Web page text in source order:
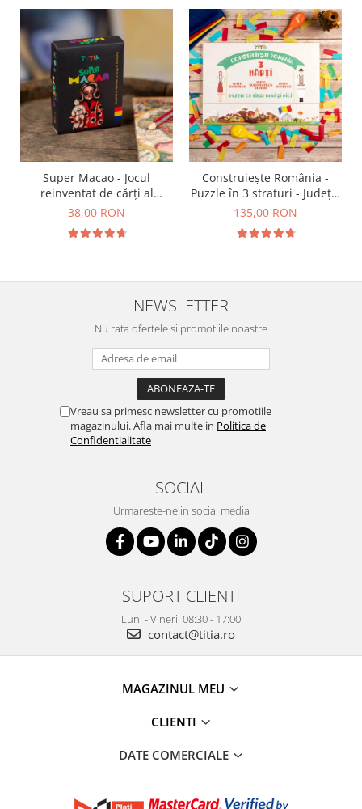
Super Macao - Jocul
reinventat de cărți al
copilăriei
38,00 RON
Construiește România -
Puzzle în 3 straturi - Județe,
Regiuni, Relief
135,00 RON
NEWSLETTER
Nu rata ofertele si promotiile noastre
Vreau sa primesc newsletter cu promotiile
magazinului. Afla mai multe in Politica de
Confidentialitate
SOCIAL
Urmareste-ne in social media
SUPORT CLIENTI
Luni - Vineri: 08:30 - 17:00
contact@titia.ro
MAGAZINUL MEU
CLIENTI
DATE COMERCIALE